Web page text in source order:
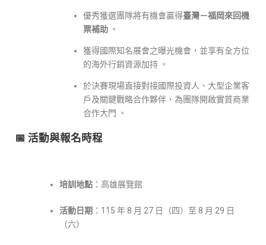
優秀獲選團隊將有機會贏得臺灣－福岡來回機
票補助 。
獲得國際知名展會之曝光機會，並享有全方位
的海外行銷資源加持 。
於決賽現場直接對接國際投資人、大型企業客
戶及關鍵戰略合作夥伴，為團隊開啟實質商業
合作大門 。
📅 活動與報名時程
培訓地點 ：高雄展覽館
活動日期 ：115 年 8 月 27 日（四）至 8 月 29 日
（六）